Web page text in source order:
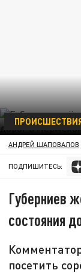
АНДРЕЙ ШАПОВАЛОВ
ПОДПИШИТЕСЬ:
Губерниев
состояния
посетить